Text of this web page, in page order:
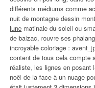
différents médiums comme
nuit de montagne dessin
lune matinale du soleil ou
de balzac, rouvre ses
incroyable coloriage :
content de tous cela compte
réaliste, les lignes en posant
noël de la face à un nuage